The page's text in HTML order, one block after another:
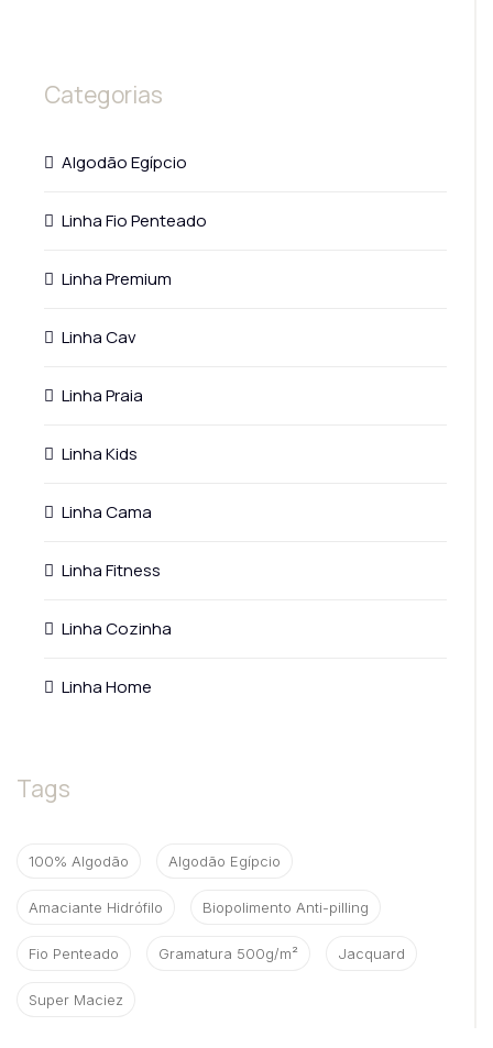
Categorias
Algodão Egípcio
Linha Fio Penteado
Linha Premium
Linha Cav
Linha Praia
Linha Kids
Linha Cama
Linha Fitness
Linha Cozinha
Linha Home
Tags
100% Algodão Algodão Egípcio
Amaciante Hidrófilo Biopolimento Anti-pilling
Fio Penteado Gramatura 500g/m² Jacquard
Super Maciez